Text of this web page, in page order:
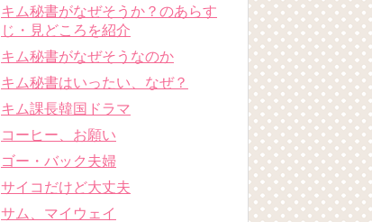
キム秘書がなぜそうか？のあらす
じ・見どころを紹介
キム秘書がなぜそうなのか
キム秘書はいったい、なぜ？
キム課長韓国ドラマ
コーヒー、お願い
ゴー・バック夫婦
サイコだけど大丈夫
サム、マイウェイ